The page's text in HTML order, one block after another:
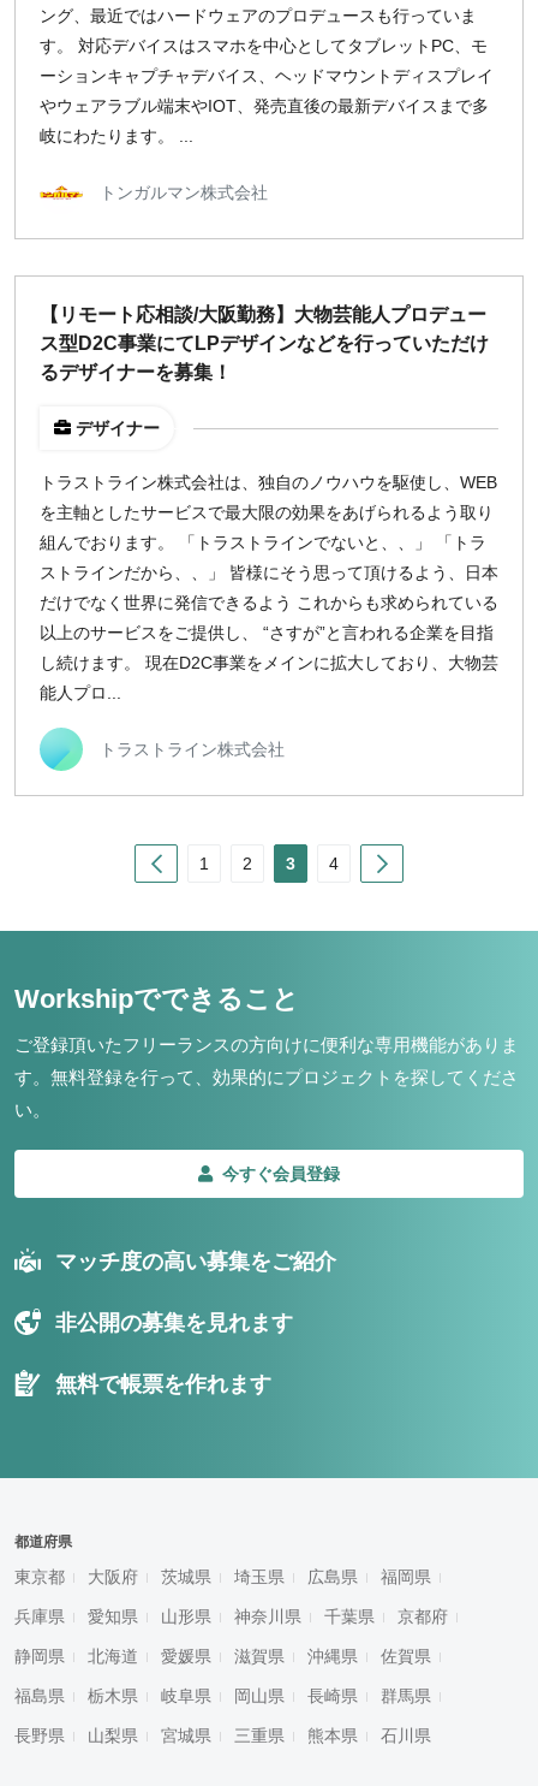
ング、最近ではハードウェアのプロデュースも行っていま
す。 対応デバイスはスマホを中心としてタブレットPC、モ
ーションキャプチャデバイス、ヘッドマウントディスプレイ
やウェアラブル端末やIOT、発売直後の最新デバイスまで多
岐にわたります。 ...
トンガルマン株式会社
【リモート応相談/大阪勤務】大物芸能人プロデュー
ス型D2C事業にてLPデザインなどを行っていただけ
るデザイナーを募集！
デザイナー
トラストライン株式会社は、独自のノウハウを駆使し、WEB
を主軸としたサービスで最大限の効果をあげられるよう取り
組んでおります。 「トラストラインでないと、、」 「トラ
ストラインだから、、」 皆様にそう思って頂けるよう、日本
だけでなく世界に発信できるよう これからも求められている
以上のサービスをご提供し、 “さすが”と言われる企業を目指
し続けます。 現在D2C事業をメインに拡大しており、大物芸
能人プロ...
トラストライン株式会社
Prev1 2 3 4
Workshipでできること
ご登録頂いたフリーランスの方向けに便利な専用機能がありま
す。 無料登録を行って、効果的にプロジェクトを探してくださ
い。
今すぐ会員登録
マッチ度の高い募集をご紹介
非公開の募集を見れます
無料で帳票を作れます
都道府県
東京都 大阪府 茨城県 埼玉県 広島県 福岡県
兵庫県 愛知県 山形県 神奈川県 千葉県 京都府
静岡県 北海道 愛媛県 滋賀県 沖縄県 佐賀県
福島県 栃木県 岐阜県 岡山県 長崎県 群馬県
長野県 山梨県 宮城県 三重県 熊本県 石川県